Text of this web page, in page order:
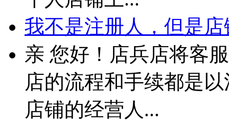
我不是注册人，但是
亲 您好！店兵店将客
店的流程和手续都是
店铺的经营人...